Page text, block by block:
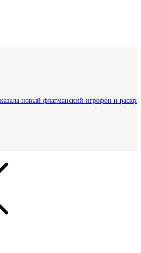
новый флагманский игрофон и